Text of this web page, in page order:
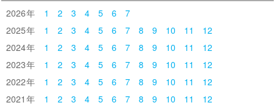
2026 1 2 3 4 5 6
7
2025
1 2 3 4 5 6 7 8 9 10 11
12
2024
1 2 3 4 5 6 7 8 9 10 11
12
2023
1 2 3 4 5 6 7 8 9 10 11
12
2022
1 2 3 4 5 6 7 8 9 10 11
12
2021
1 2 3 4 5 6 7 8 9 10 11
12